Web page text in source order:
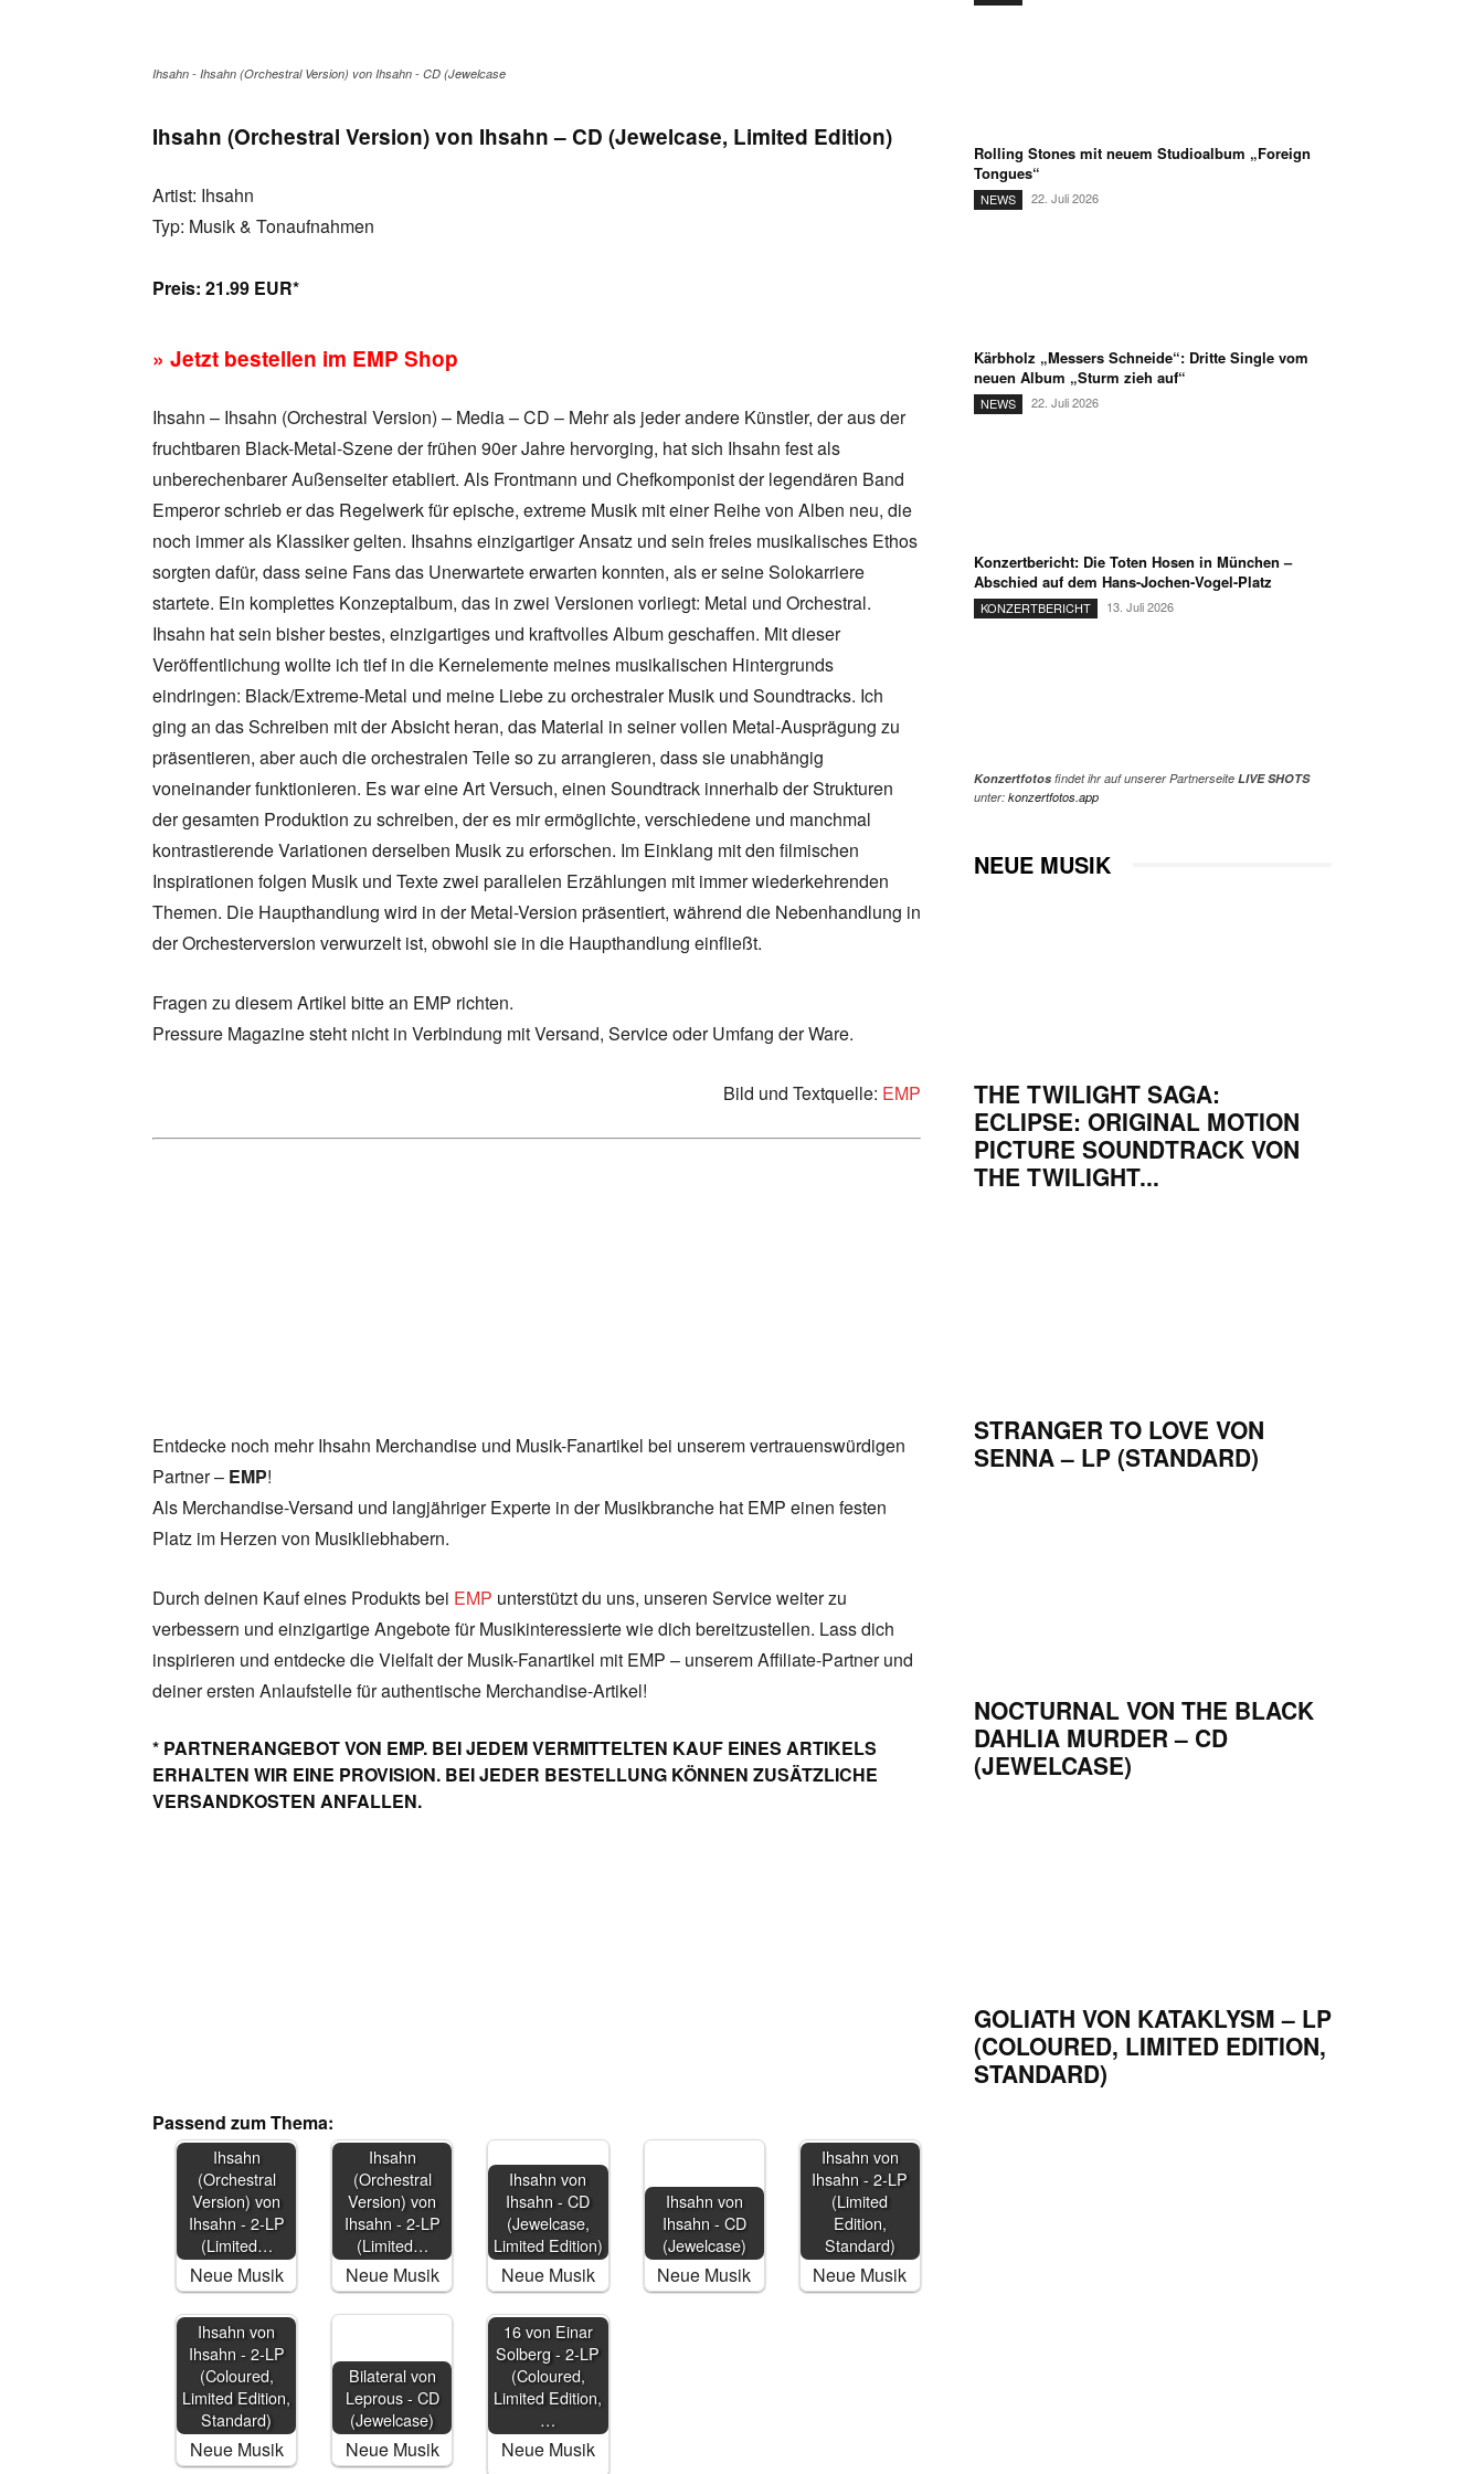
Ihsahn - Ihsahn (Orchestral Version) von Ihsahn - CD (Jewelcase
Ihsahn (Orchestral Version) von Ihsahn – CD (Jewelcase, Limited Edition)
Artist: Ihsahn
Typ: Musik & Tonaufnahmen
Preis: 21.99 EUR*
» Jetzt bestellen im EMP Shop
Ihsahn – Ihsahn (Orchestral Version) – Media – CD – Mehr als jeder andere Künstler, der aus der
fruchtbaren Black-Metal-Szene der frühen 90er Jahre hervorging, hat sich Ihsahn fest als
unberechenbarer Außenseiter etabliert. Als Frontmann und Chefkomponist der legendären Band
Emperor schrieb er das Regelwerk für epische, extreme Musik mit einer Reihe von Alben neu, die
noch immer als Klassiker gelten. Ihsahns einzigartiger Ansatz und sein freies musikalisches Ethos
sorgten dafür, dass seine Fans das Unerwartete erwarten konnten, als er seine Solokarriere
startete. Ein komplettes Konzeptalbum, das in zwei Versionen vorliegt: Metal und Orchestral.
Ihsahn hat sein bisher bestes, einzigartiges und kraftvolles Album geschaffen. Mit dieser
Veröffentlichung wollte ich tief in die Kernelemente meines musikalischen Hintergrunds
eindringen: Black/Extreme-Metal und meine Liebe zu orchestraler Musik und Soundtracks. Ich
ging an das Schreiben mit der Absicht heran, das Material in seiner vollen Metal-Ausprägung zu
präsentieren, aber auch die orchestralen Teile so zu arrangieren, dass sie unabhängig
voneinander funktionieren. Es war eine Art Versuch, einen Soundtrack innerhalb der Strukturen
der gesamten Produktion zu schreiben, der es mir ermöglichte, verschiedene und manchmal
kontrastierende Variationen derselben Musik zu erforschen. Im Einklang mit den filmischen
Inspirationen folgen Musik und Texte zwei parallelen Erzählungen mit immer wiederkehrenden
Themen. Die Haupthandlung wird in der Metal-Version präsentiert, während die Nebenhandlung in
der Orchesterversion verwurzelt ist, obwohl sie in die Haupthandlung einfließt.
Fragen zu diesem Artikel bitte an EMP richten.
Pressure Magazine steht nicht in Verbindung mit Versand, Service oder Umfang der Ware.
Bild und Textquelle: EMP
Entdecke noch mehr Ihsahn Merchandise und Musik-Fanartikel bei unserem vertrauenswürdigen
Partner – EMP!
Als Merchandise-Versand und langjähriger Experte in der Musikbranche hat EMP einen festen
Platz im Herzen von Musikliebhabern.
Durch deinen Kauf eines Produkts bei EMP unterstützt du uns, unseren Service weiter zu
verbessern und einzigartige Angebote für Musikinteressierte wie dich bereitzustellen. Lass dich
inspirieren und entdecke die Vielfalt der Musik-Fanartikel mit EMP – unserem Affiliate-Partner und
deiner ersten Anlaufstelle für authentische Merchandise-Artikel!
* PARTNERANGEBOT VON EMP. BEI JEDEM VERMITTELTEN KAUF EINES ARTIKELS
ERHALTEN WIR EINE PROVISION. BEI JEDER BESTELLUNG KÖNNEN ZUSÄTZLICHE
VERSANDKOSTEN ANFALLEN.
Passend zum Thema:
Ihsahn
(Orchestral
Version) von
Ihsahn - 2-LP
(Limited…
Neue Musik
Ihsahn
(Orchestral
Version) von
Ihsahn - 2-LP
(Limited…
Neue Musik
Ihsahn von
Ihsahn - CD
(Jewelcase,
Limited Edition)
Neue Musik
Ihsahn von
Ihsahn - CD
(Jewelcase)
Neue Musik
Ihsahn von
Ihsahn - 2-LP
(Limited
Edition,
Standard)
Neue Musik
Ihsahn von
Ihsahn - 2-LP
(Coloured,
Limited Edition,
Standard)
Neue Musik
Bilateral von
Leprous - CD
(Jewelcase)
Neue Musik
16 von Einar
Solberg - 2-LP
(Coloured,
Limited Edition,
…
Neue Musik
Rolling Stones mit neuem Studioalbum „Foreign
Tongues“
NEWS 22. Juli 2026
Kärbholz „Messers Schneide“: Dritte Single vom
neuen Album „Sturm zieh auf“
NEWS 22. Juli 2026
Konzertbericht: Die Toten Hosen in München –
Abschied auf dem Hans-Jochen-Vogel-Platz
KONZERTBERICHT 13. Juli 2026
Konzertfotos findet ihr auf unserer Partnerseite LIVE SHOTS
unter: konzertfotos.app
NEUE MUSIK
THE TWILIGHT SAGA:
ECLIPSE: ORIGINAL MOTION
PICTURE SOUNDTRACK VON
THE TWILIGHT...
STRANGER TO LOVE VON
SENNA – LP (STANDARD)
NOCTURNAL VON THE BLACK
DAHLIA MURDER – CD
(JEWELCASE)
GOLIATH VON KATAKLYSM – LP
(COLOURED, LIMITED EDITION,
STANDARD)